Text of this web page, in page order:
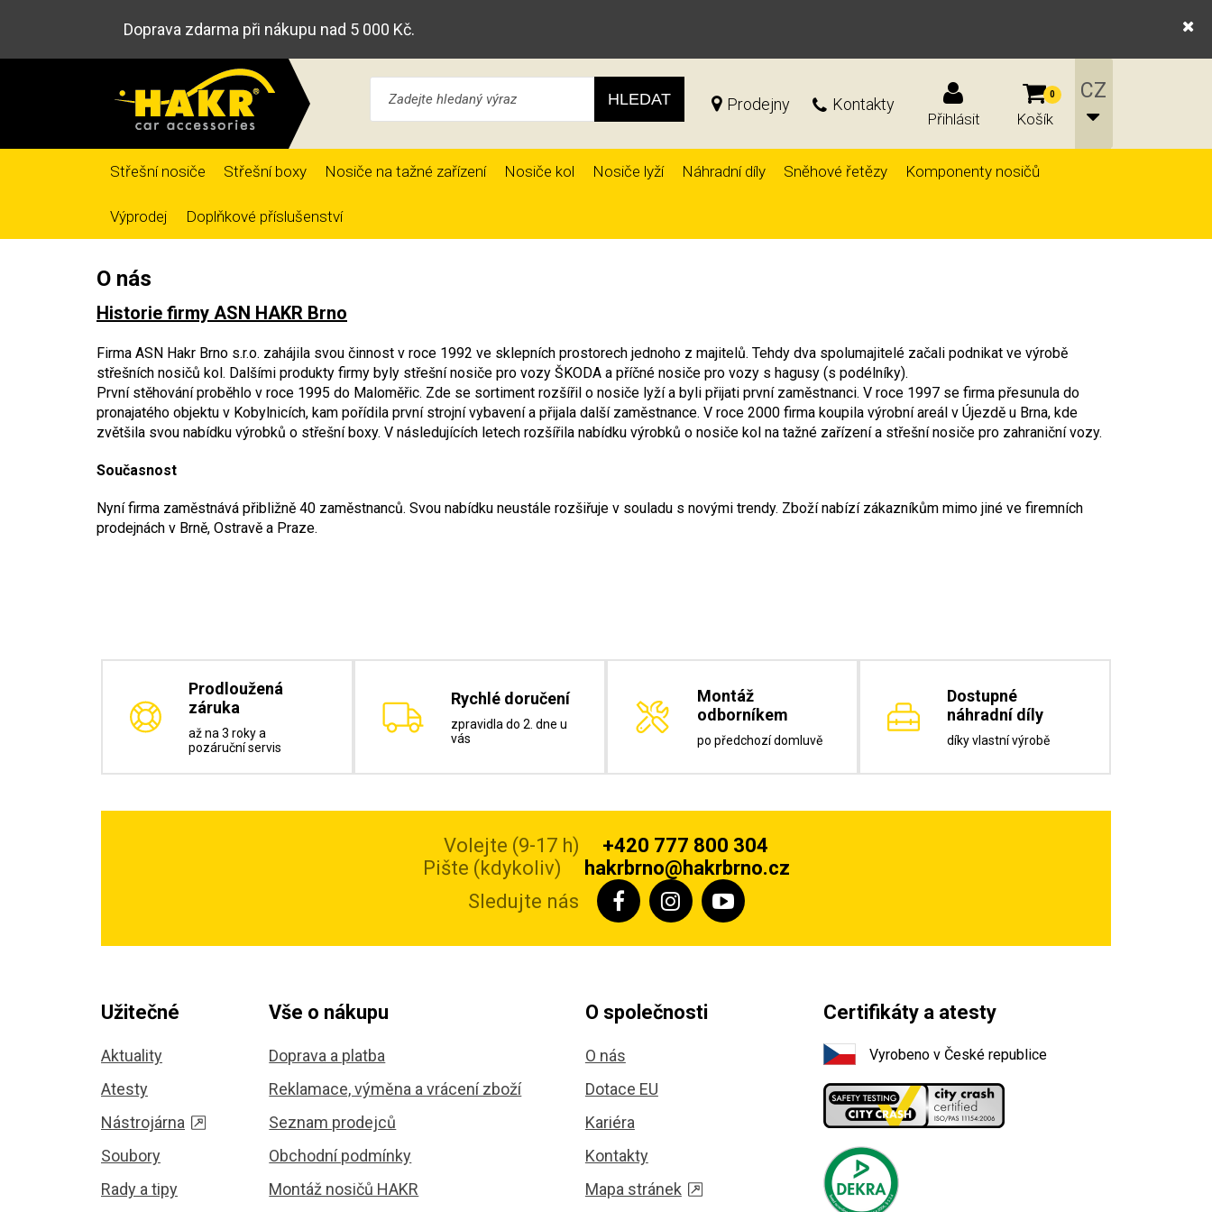
Doprava zdarma při nákupu nad 5 000 Kč.
HLEDAT Prodejny Kontakty
Přihlásit
0
Košík
Střešní nosiče Střešní boxy Nosiče na tažné zařízení Nosiče kol Nosiče lyží Náhradní díly Sněhové řetězy Komponenty nosičů
Výprodej Doplňkové příslušenství
O nás
Historie firmy ASN HAKR Brno
Firma ASN Hakr Brno s.r.o. zahájila svou činnost v roce 1992 ve sklepních prostorech jednoho z majitelů. Tehdy dva spolumajitelé začali podnikat ve výrobě
střešních nosičů kol. Dalšími produkty firmy byly střešní nosiče pro vozy ŠKODA a příčné nosiče pro vozy s hagusy (s podélníky).
První stěhování proběhlo v roce 1995 do Maloměřic. Zde se sortiment rozšířil o nosiče lyží a byli přijati první zaměstnanci. V roce 1997 se firma přesunula do
pronajatého objektu v Kobylnicích, kam pořídila první strojní vybavení a přijala další zaměstnance. V roce 2000 firma koupila výrobní areál v Újezdě u Brna, kde
zvětšila svou nabídku výrobků o střešní boxy. V následujících letech rozšířila nabídku výrobků o nosiče kol na tažné zařízení a střešní nosiče pro zahraniční vozy.
Současnost
Nyní firma zaměstnává přibližně 40 zaměstnanců. Svou nabídku neustále rozšiřuje v souladu s novými trendy. Zboží nabízí zákazníkům mimo jiné ve firemních
prodejnách v Brně, Ostravě a Praze.
Prodloužená
záruka
až na 3 roky a
pozáruční servis
Rychlé doručení
zpravidla do 2. dne u
vás
Montáž
odborníkem
po předchozí domluvě
Dostupné
náhradní díly
díky vlastní výrobě
Volejte (9-17 h)
+420 777 800 304
Pište (kdykoliv)
hakrbrno@hakrbrno.cz
Sledujte nás
Užitečné
Aktuality
Atesty
Nástrojárna
Soubory
Rady a tipy
Vše o nákupu
Doprava a platba
Reklamace, výměna a vrácení zboží
Seznam prodejců
Obchodní podmínky
Montáž nosičů HAKR
O společnosti
O nás
Dotace EU
Kariéra
Kontakty
Mapa stránek
Certifikáty a atesty
Vyrobeno v České republice